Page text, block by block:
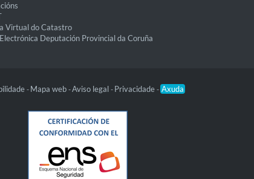
Virtual do Catastro
Deputación Provincial da Coruña
- Mapa web -Aviso legal - Privacidade - Axuda